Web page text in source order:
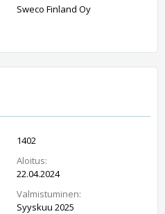
Sweco Finland Oy
1402
Aloitus:
22.04.2024
Valmistuminen:
Syyskuu 2025